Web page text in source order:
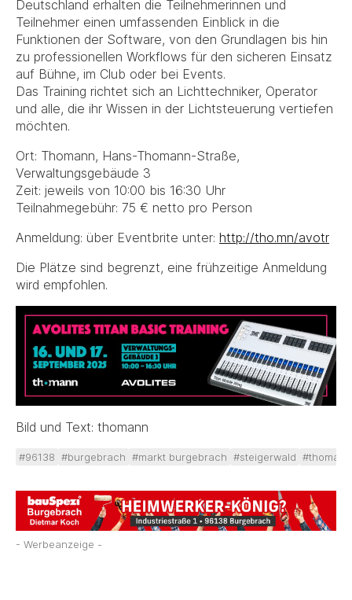
Deutschland erhalten die Teilnehmerinnen und
Teilnehmer einen umfassenden Einblick in die
Funktionen der Software, von den Grundlagen bis hin
zu professionellen Workflows für den sicheren Einsatz
auf Bühne, im Club oder bei Events.
Das Training richtet sich an Lichttechniker, Operator
und alle, die ihr Wissen in der Lichtsteuerung vertiefen
möchten.
Ort: Thomann, Hans-Thomann-Straße,
Verwaltungsgebäude 3
Zeit: jeweils von 10:00 bis 16:30 Uhr
Teilnahmegebühr: 75 € netto pro Person
Anmeldung: über Eventbrite unter: http://tho.mn/avotr
Die Plätze sind begrenzt, eine frühzeitige Anmeldung
wird empfohlen.
Bild und Text: thomann
#96138 #burgebrach #markt burgebrach #steigerwald #thomann
- Werbeanzeige -